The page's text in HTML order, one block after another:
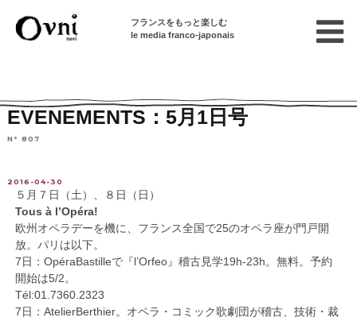
フランスをもっと楽しむ
le media franco-japonais
EVENEMENTS：5月1日号
N° 807
2016-04-30
５月７日（土）、８日（日）
Tous à l’Opéra!
欧州オペラデーを機に、フランス全国で25のオペラ座が門戸開
放。パリは以下。
7日：OpéraBastilleで『l’Orfeo』稽古見学19h-23h。無料。予約
開始は5/2。
Tél:01.7360.2323
7日：AtelierBerthier。オペラ・コミック歌劇団が稽古、技術・裁